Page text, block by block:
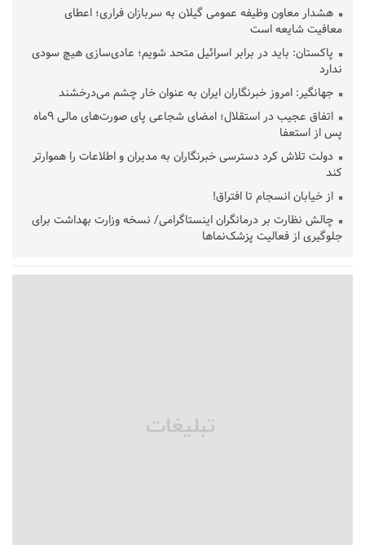
هشدار معاون وظیفه عمومی گیلان به سربازان فراری؛ اعطای
معافیت شایعه است
پاکستان: باید در برابر اسرائیل متحد شویم؛ عادی‌سازی هیچ سودی
ندارد
جهانگیر: امروز خبرنگاران ایران به عنوان خار چشم می‌درخشند
اتفاق عجیب در استقلال؛ امضای شجاعی پای صورت‌های مالی ٩ماه
پس از استعفا
دولت تلاش کرد دسترسی خبرنگاران به مدیران و اطلاعات را هموارتر
کند
از خیابان انسجام تا افتراق!
چالش نظارت بر درمانگران اینستاگرامی/ نسخه وزارت بهداشت برای
جلوگیری از فعالیت پزشک‌نماها
امیر اکرمی‌نیا: ارتش کاملاً آماده است